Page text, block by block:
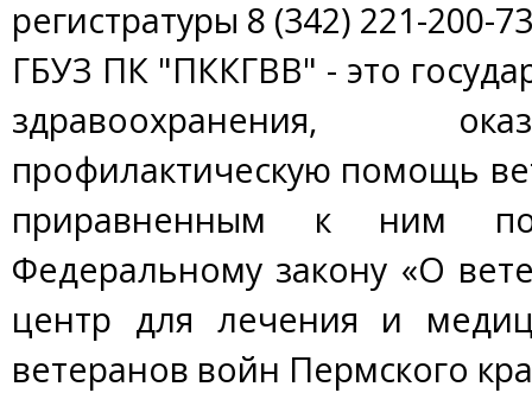
регистратуры 8 (342) 221-200-
ГБУЗ ПК "ПККГВВ" - это
здравоохранения,
профилактическую помощь
приравненным к ним по
Федеральному закону «О
центр для лечения и
ветеранов войн Пермского